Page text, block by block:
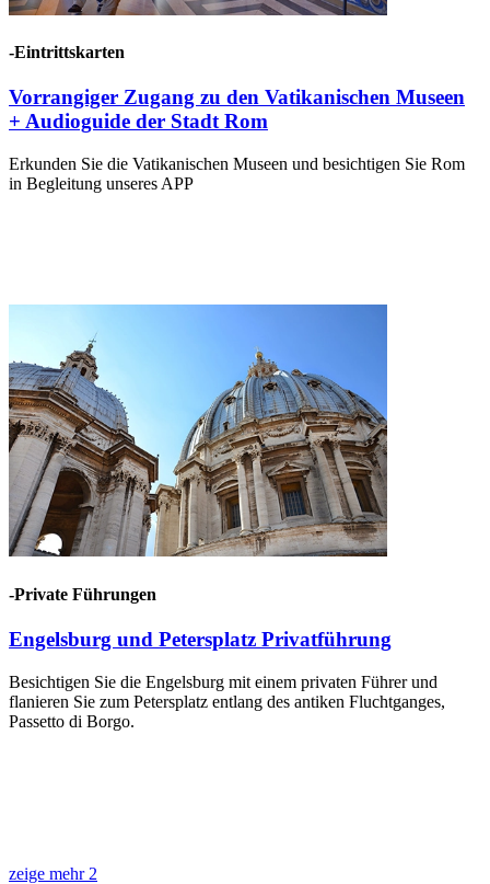
-Eintrittskarten
Vorrangiger Zugang zu den Vatikanischen Museen
+ Audioguide der Stadt Rom
Erkunden Sie die Vatikanischen Museen und besichtigen Sie Rom
in Begleitung unseres APP
-Private Führungen
Engelsburg und Petersplatz Privatführung
Besichtigen Sie die Engelsburg mit einem privaten Führer und
flanieren Sie zum Petersplatz entlang des antiken Fluchtganges,
Passetto di Borgo.
zeige mehr 2